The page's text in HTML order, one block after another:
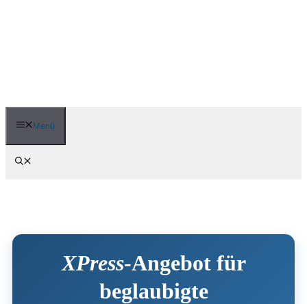
Menü
XPress-Angebot für
beglaubigte